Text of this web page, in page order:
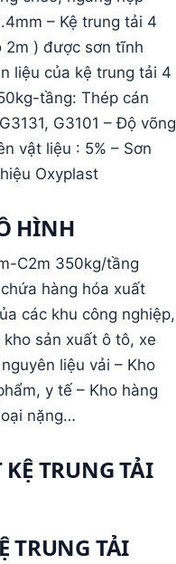
– Kệ trung tải 4
2m ) được sơn tĩnh
liệu của kệ trung tải 4
tầng: Thép cán
G3101 – Độ võng
vật liệu : 5% – Sơn
Oxyplast
HÌNH
C2m 350kg/tầng
hàng hóa xuất
các khu công nghiệp,
sản xuất ô tô, xe
liệu vải – Kho
y tế – Kho hàng
nặng…
TRUNG TẢI
TRUNG TẢI